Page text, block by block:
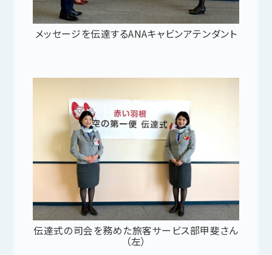
メッセージを伝達するANAキャビンアテンダント
伝達式の司会を務めた旅客サービス部甲斐さん
（左）